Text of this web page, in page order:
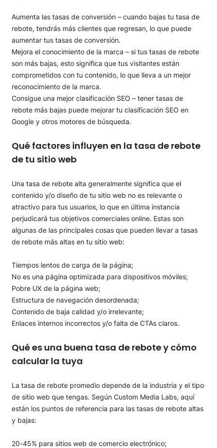
Aumenta las tasas de conversión – cuando bajas tu tasa de
rebote, tendrás más clientes que regresan, lo que puede
aumentar tus tasas de conversión.
Mejora el conocimiento de la marca – si tus tasas de rebote
son más bajas, esto significa que tus visitantes están
comprometidos con tu contenido, lo que lleva a un mejor
reconocimiento de la marca.
Consigue una mejor clasificación SEO – tener tasas de
rebote más bajas puede mejorar tu clasificación SEO en
Google y otros motores de búsqueda.
Qué factores influyen en la tasa de rebote
de tu sitio web
Una tasa de rebote alta generalmente significa que el
contenido y/o diseño de tu sitio web no es relevante o
atractivo para tus usuarios, lo que en última instancia
perjudicará tus objetivos comerciales online. Estas son
algunas de las principales cosas que pueden llevar a tasas
de rebote más altas en tu sitio web:
Tiempos lentos de carga de la página;
No es una página optimizada para dispositivos móviles;
Pobre UX de la página web;
Estructura de navegación desordenada;
Contenido de baja calidad y/o irrelevante;
Enlaces internos incorrectos y/o falta de CTAs claros.
Qué es una buena tasa de rebote y cómo
calcular la tuya
La tasa de rebote promedio depende de la industria y el tipo
de sitio web que tengas. Según Custom Media Labs, aquí
están los puntos de referencia para las tasas de rebote altas
y bajas:
20-45% para sitios web de comercio electrónico;